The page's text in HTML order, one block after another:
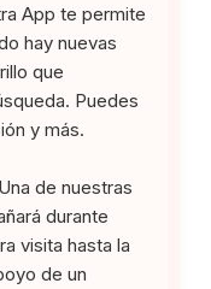
App te permite
hay nuevas
que
Puedes
y más.
Una de nuestras
durante
visita hasta la
de un